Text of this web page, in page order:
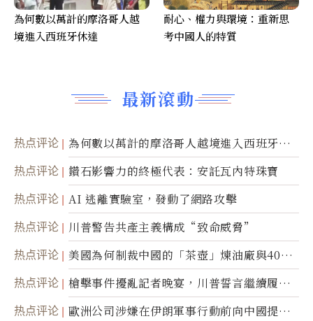
最新滾動
热点评论
為何數以萬計的摩洛哥人越境進入西班牙休
達
热点评论 鑽石影響力的終極代表：安託瓦內特珠寶
热点评论 AI 逃離實驗室，發動了網路攻擊
热点评论 川普警告共產主義構成“致命威脅”
热点评论
美國為何制裁中國的「茶壺」煉油廠與40家
航運公司
热点评论
槍擊事件擾亂記者晚宴，川普誓言繼續履行
職責
热点评论
歐洲公司涉嫌在伊朗軍事行動前向中國提供
為何數以萬計的摩洛哥人越
境進入西班牙休達
耐心、權力與環境：重新思
考中國人的特質